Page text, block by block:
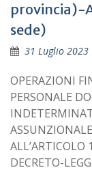
provincia)-
sede)
31 Luglio 2023
OPERAZIONI
PERSONALE
ALL’ARTICOLO
DECRETO-